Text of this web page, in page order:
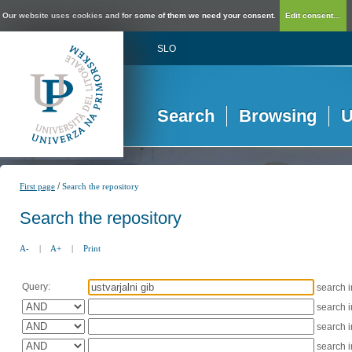
Our website uses cookies and for some of them we need your consent. Edit consent...
SLO
Search Browsing
First page /Search the repository
Search the repository
A- | A+ | Print
Query:
search
search
search
search